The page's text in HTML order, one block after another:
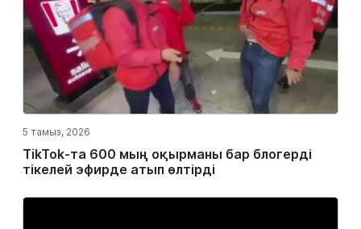
5 тамыз, 2026
TikTok-та 600 мың оқырманы бар блогерді
тікелей эфирде атып өлтірді